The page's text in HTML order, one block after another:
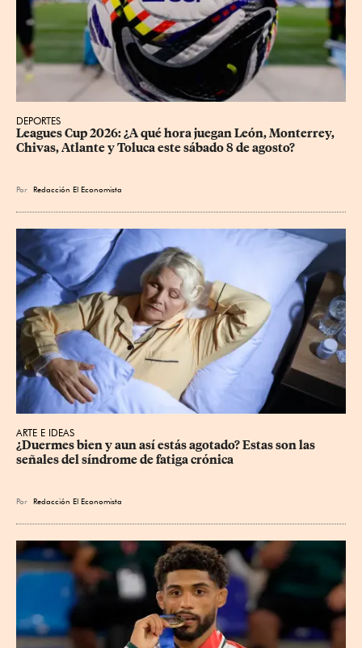
DEPORTES
Leagues Cup 2026: ¿A qué hora juegan León, Monterrey,
Chivas, Atlante y Toluca este sábado 8 de agosto?
Por Redacción El Economista
ARTE E IDEAS
¿Duermes bien y aun así estás agotado? Estas son las
señales del síndrome de fatiga crónica
Por Redacción El Economista